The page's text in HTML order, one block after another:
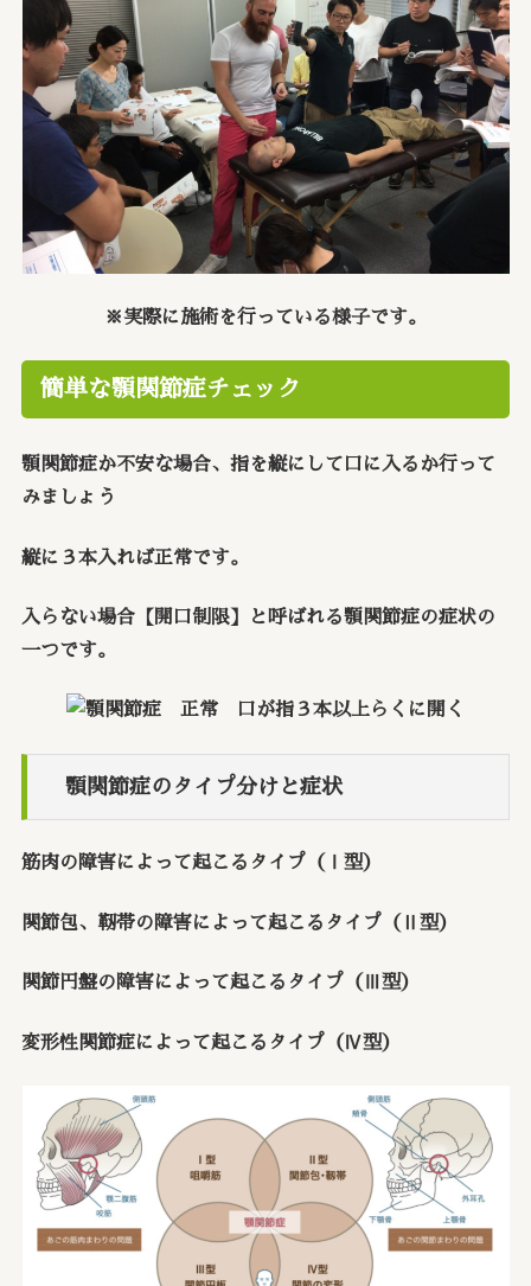
※実際に施術を行っている様子です。
簡単な顎関節症チェック
顎関節症か不安な場合、指を縦にして口に入るか行って
みましょう
縦に３本入れば正常です。
入らない場合【開口制限】と呼ばれる顎関節症の症状の
一つです。
顎関節症のタイプ分けと症状
筋肉の障害によって起こるタイプ（Ⅰ型）
関節包、靭帯の障害によって起こるタイプ（Ⅱ型）
関節円盤の障害によって起こるタイプ（Ⅲ型）
変形性関節症によって起こるタイプ（Ⅳ型）